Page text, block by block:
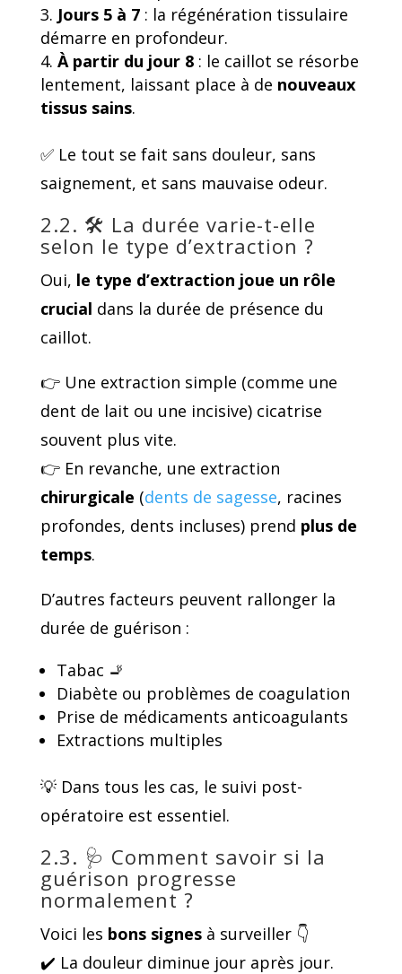
Jours 5 à 7: la régénération tissulaire
démarre en profondeur.
À partir du jour 8: le caillot se résorbe
lentement, laissant place à de nouveaux
tissus sains.
✅ Le tout se fait sans douleur, sans
saignement, et sans mauvaise odeur.
2.2. 🛠️ La durée varie-t-elle
selon le type d’extraction ?
Oui, le type d’extraction joue un rôle
crucial dans la durée de présence du
caillot.
👉 Une extraction simple (comme une
dent de lait ou une incisive) cicatrise
souvent plus vite.
👉 En revanche, une extraction
chirurgicale (dents de sagesse, racines
profondes, dents incluses) prend plus de
temps.
D’autres facteurs peuvent rallonger la
durée de guérison :
Tabac 🚬
Diabète ou problèmes de coagulation
Prise de médicaments anticoagulants
Extractions multiples
💡 Dans tous les cas, le suivi post-
opératoire est essentiel.
2.3. 🩺 Comment savoir si la
guérison progresse
normalement ?
Voici les bons signesà surveiller 👇
✔️ La douleur diminue jour après jour.